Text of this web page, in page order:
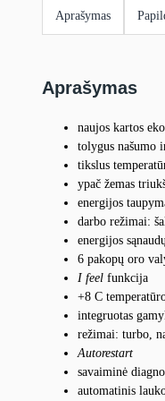
Aprašymas
Aprašymas
naujos kartos
tolygus našumo
tikslus
ypač žemas
energijos
darbo režimai:
energijos
6 pakopų oro
I feel funkcija
+8 C
integruotas
režimai: turbo,
Autorestart
savaiminė
automatinis